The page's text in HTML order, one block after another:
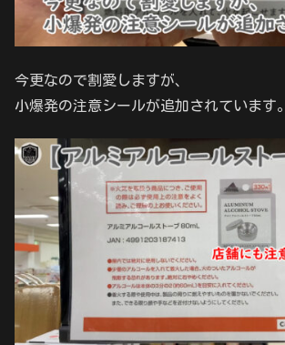
今更なので割愛しますが、
小爆発の注意シールが追加されています。